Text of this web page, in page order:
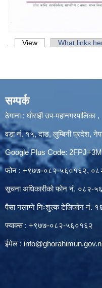
Primary tabs
View (active tab)What links
सम्पर्क
ठेगाना : घोराही उप-महानगरपालिका ,
वडा नं. १५, दाङ, लुम्बिनी प्रदेश,
Google Plus Code:
फोन : +९७७-०८२-५६०१६२,
सूचना अधिकारीको फोन नं. ०८२-
पैसा नलाग्ने निःशुल्क टेलिफोन नं.
फ्याक्स : +९७७-०८२-५६०१६२
ईमेल :